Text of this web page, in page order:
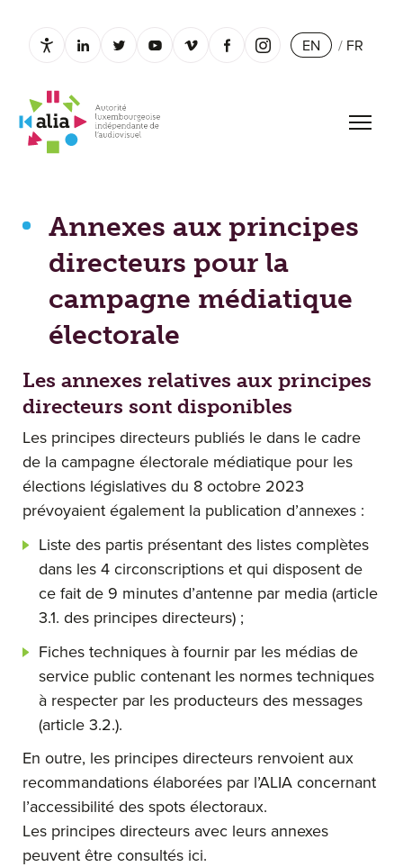
Paramètres d’accessibilité
linkedin.com
twitter.com
youtube.com
vimeo.com
facebook.com
instagram.com
EN / FR
Open
Annexes aux principes
directeurs pour la
campagne médiatique
électorale
Les annexes relatives aux principes
directeurs sont disponibles
Les principes directeurs publiés le dans le cadre
de la campagne électorale médiatique pour les
élections législatives du 8 octobre 2023
prévoyaient également la publication d’annexes :
Liste des partis présentant des listes complètes
dans les 4 circonscriptions et qui disposent de
ce fait de 9 minutes d’antenne par media (article
3.1. des principes directeurs) ;
Fiches techniques à fournir par les médias de
service public contenant les normes techniques
à respecter par les producteurs des messages
(article 3.2.).
En outre, les principes directeurs renvoient aux
recommandations élaborées par l’ALIA concernant
l’accessibilité des spots électoraux.
Les principes directeurs avec leurs annexes
peuvent être consultés ici.